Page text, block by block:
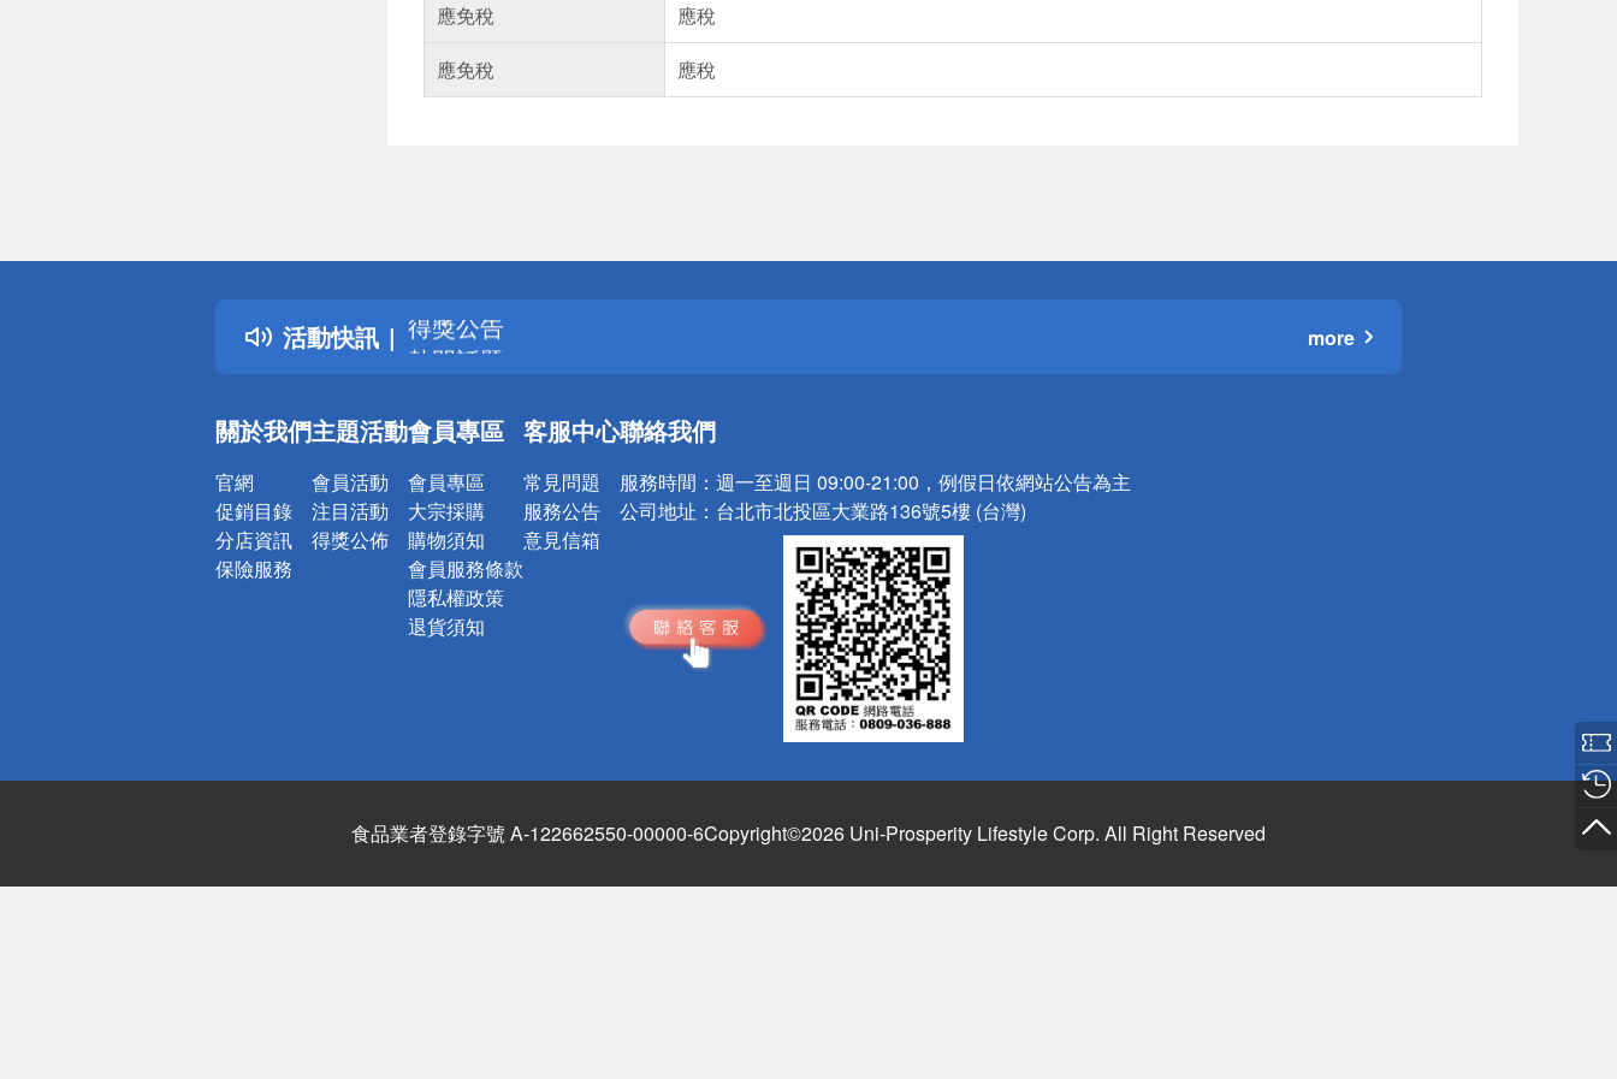
應免稅
應稅
應免稅
應稅
活動快訊
詐騙網頁！請小心！
得獎公告
熱門話題
銀行優惠
詐騙網頁！請小心！
more
關於我們
官網
促銷目錄
分店資訊
保險服務
主題活動
會員活動
注目活動
得獎公佈
會員專區
會員專區
大宗採購
購物須知
會員服務條款
隱私權政策
退貨須知
客服中心
常見問題
服務公告
意見信箱
聯絡我們
服務時間： 週一至週日 09:00-21:00，例假日依網站公告為主
公司地址： 台北市北投區大業路136號5樓 (台灣)
食品業者登錄字號 A-122662550-00000-6Copyright©2026 Uni-Prosperity Lifestyle Corp. All Right Reserved